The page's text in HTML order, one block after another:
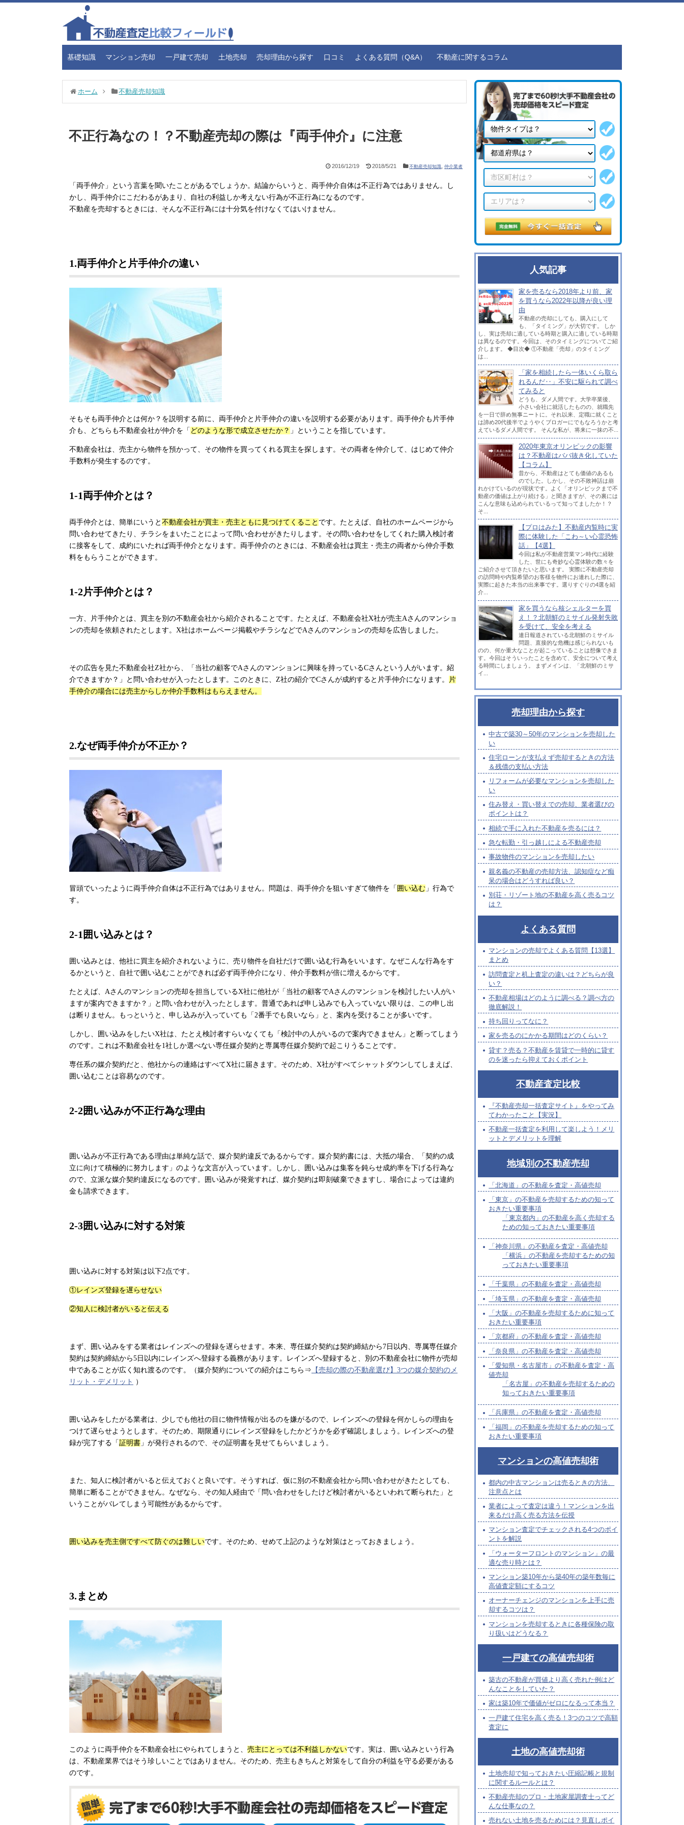
基礎知識 マンション売却 一戸建て売却 土地売却 売却理由から探す 口コミ よくある質問（Q&A） 不動産に関するコラム
ホーム 不動産売却知識
不正行為なの！？不動産売却の際は『両手仲介』に注意
2016/12/19 2018/5/21 不動産売却知識 ,仲介業者
「両手仲介」という言葉を聞いたことがあるでしょうか。結論からいうと、両手仲介自体は不正行為ではありません。し
かし、両手仲介にこだわるがあまり、自社の利益しか考えない行為が不正行為になるのです。
不動産を売却するときには、そんな不正行為には十分気を付けなくてはいけません。
1.両手仲介と片手仲介の違い
そもそも両手仲介とは何か？を説明する前に、両手仲介と片手仲介の違いを説明する必要があります。両手仲介も片手仲
介も、どちらも不動産会社が仲介を「 どのような形で成立させたか？ 」ということを指しています。
不動産会社は、売主から物件を預かって、その物件を買ってくれる買主を探します。その両者を仲介して、はじめて仲介
手数料が発生するのです。
1-1両手仲介とは？
両手仲介とは、簡単にいうと 不動産会社が買主・売主ともに見つけてくること です。たとえば、自社のホームページから
問い合わせてきたり、チラシをまいたことによって問い合わせがきたりします。その問い合わせをしてくれた購入検討者
に接客をして、成約にいたれば両手仲介となります。両手仲介のときには、不動産会社は買主・売主の両者から仲介手数
料をもらうことができます。
1-2片手仲介とは？
一方、片手仲介とは、買主を別の不動産会社から紹介されることです。たとえば、不動産会社X社が売主Aさんのマンショ
ンの売却を依頼されたとします。 X社はホームページ掲載やチラシなどでAさんのマンションの売却を広告しました。
その広告を見た不動産会社Z社から、「当社の顧客でAさんのマンションに興味を持っているCさんという人がいます。紹
介できますか？」と問い合わせが入ったとします。このときに、 Z社の紹介でCさんが成約すると片手仲介になります。
片
手仲介の場合には売主からしか仲介手数料はもらえません。
2.なぜ両手仲介が不正か？
冒頭でいったように両手仲介自体は不正行為ではありません。問題は、両手仲介を狙いすぎて物件を「 囲い込む 」行為で
す。
2-1 囲い込みとは？
囲い込みとは、他社に買主を紹介されないように、売り物件を自社だけで囲い込む行為をいいます。なぜこんな行為をす
るかというと、自社で囲い込むことができれば必ず両手仲介になり、仲介手数料が倍に増えるからです。
たとえば、 Aさんのマンションの売却を担当しているX社に他社が「当社の顧客でAさんのマンションを検討したい人がい
ますが案内できますか？」と問い合わせが入ったとします。普通であれば申し込みでも入っていない限りは、この申し出
は断りません。もっというと、申し込みが入っていても「 2番手でも良いなら」と、案内を受けることが多いです。
しかし、囲い込みをしたいX社は、たとえ検討者すらいなくても「検討中の人がいるので案内できません」と断ってしまう
のです。これは不動産会社を1社しか選べない専任媒介契約と専属専任媒介契約で起こりうることです。
専任系の媒介契約だと、他社からの連絡はすべてX社に届きます。そのため、 X社がすべてシャットダウンしてしまえば、
囲い込むことは容易なのです。
2-2囲い込みが不正行為な理由
囲い込みが不正行為である理由は単純な話で、媒介契約違反であるからです。媒介契約書には、大抵の場合、「契約の成
立に向けて積極的に努力します」のような文言が入っています。しかし、囲い込みは集客を鈍らせ成約率を下げる行為な
ので、立派な媒介契約違反になるのです。囲い込みが発覚すれば、媒介契約は即刻破棄できますし、場合によっては違約
金も請求できます。
2-3囲い込みに対する対策
囲い込みに対する対策は以下2点です。
①レインズ登録を遅らせない
②知人に検討者がいると伝える
まず、囲い込みをする業者はレインズへの登録を遅らせます。本来、専任媒介契約は契約締結から 7 日以内、専属専任媒介
契約は契約締結から5 日以内にレインズへ登録する義務があります。レインズへ登録すると、別の不動産会社に物件が売却
中であることが広く知れ渡るのです。（媒介契約についての紹介はこちら⇒ 【売却の際の不動産選び】3つの媒介契約のメ
リット・デメリット ）
囲い込みをしたがる業者は、少しでも他社の目に物件情報が出るのを嫌がるので、レインズへの登録を何かしらの理由を
つけて遅らせようとします。そのため、期限通りにレインズ登録をしたかどうかを必ず確認しましょう。レインズへの登
録が完了する「 証明書 」が発行されるので、その証明書を見せてもらいましょう。
また、知人に検討者がいると伝えておくと良いです。そうすれば、仮に別の不動産会社から問い合わせがきたとしても、
簡単に断ることができません。なぜなら、その知人経由で「問い合わせをしたけど検討者がいるといわれて断られた」と
いうことがバレてしまう可能性があるからです。
囲い込みを売主側ですべて防ぐのは難しいです。そのため、せめて上記のような対策はとっておきましょう。
3. まとめ
このように両手仲介を不動産会社にやられてしまうと、 売主にとっては不利益しかないです。実は、囲い込みという行為
は、不動産業界ではそう珍しいことではありません。そのため、売主もきちんと対策をして自分の利益を守る必要がある
のです。
人気記事
家を売るなら2018年より前、家
を買うなら2022年以降が良い理
由
不動産の売却にしても、購入にして
も、「タイミング」が大切です。 しか
し、実は売却に適している時期と購入に適している時期
は異なるのです。今回は、そのタイミングについてご紹
介します。 ◆目次◆ ①不動産「売却」のタイミング
は...
「家を相続したら一体いくら取ら
れるんだ‥」不安に駆られて調べ
てみると
どうも、ダメ人間です。大学卒業後、
小さい会社に就活したものの、就職先
を一日で辞め無事ニートに。それ以来、定職に就くこと
は諦め20代後半でようやくブロガーにでもなろうかと考
えているダメ人間です。 そんな私が、将来に一抹の不...
2020年東京オリンピックの影響
は？不動産はババ抜き化していた
【コラム】
昔から、不動産はとても価値のあるも
のでした。しかし、その不敗神話は崩
れかけているのが現状です。よく「オリンピックまで不
動産の価値は上がり続ける」と聞きますが、その裏には
こんな意味も込められているって知ってましたか！？
そ...
【プロはみた】不動産内覧時に実
際に体験した「こわ～い心霊恐怖
話」【4選】
今回は私が不動産営業マン時代に経験
した、世にも奇妙な心霊体験の数々を
ご紹介させて頂きたいと思います。 実際に不動産売却
の訪問時や内覧希望のお客様を物件にお連れした際に、
実際に起きた本当の出来事です。選りすぐりの4選を紹
介...
家を買うなら核シェルターを買
え！？北朝鮮のミサイル発射失敗
を受けて、安全を考える
連日報道されている北朝鮮のミサイル
問題、直接的な危機は感じられないも
のの、何か重大なことが起こっていることは想像できま
す。今回はそういったことを含めて、安全について考え
る時間にしましょう。 まずメインは、「北朝鮮のミサ
イ...
売却理由から探す
中古で築30～50年のマンションを売却した
い
住宅ローンが支払えず売却するときの方法
＆残債の支払い方法
リフォームが必要なマンションを売却した
い
住み替え・買い替えでの売却、業者選びの
ポイントは？
相続で手に入れた不動産を売るには？
急な転勤・引っ越しによる不動産売却
事故物件のマンションを売却したい
親名義の不動産の売却方法、認知症など痴
呆の場合はどうすれば良い？
別荘・リゾート地の不動産を高く売るコツ
は？
よくある質問
マンションの売却でよくある質問【13選】
まとめ
訪問査定と机上査定の違いは？どちらが良
い？
不動産相場はどのように調べる？調べ方の
徹底解説！
持ち回りってなに？
家を売るのにかかる期間はどのくらい？
貸す？売る？不動産を賃貸で一時的に貸す
のを迷ったら抑えておくポイント
不動産査定比較
『不動産売却一括査定サイト』をやってみ
てわかったこと【実況】
不動産一括査定を利用して楽しよう！メリ
ットとデメリットを理解
地域別の不動産売却
「北海道」の不動産を査定・高値売却
「東京」の不動産を売却するための知って
おきたい重要事項
「東京都内」の不動産を高く売却する
ための知っておきたい重要事項
「神奈川県」の不動産を査定・高値売却
「横浜」の不動産を売却するための知
っておきたい重要事項
「千葉県」の不動産を査定・高値売却
「埼玉県」の不動産を査定・高値売却
「大阪」の不動産を売却するために知って
おきたい重要事項
「京都府」の不動産を査定・高値売却
「奈良県」の不動産を査定・高値売却
「愛知県・名古屋市」の不動産を査定・高
値売却
「名古屋」の不動産を売却するための
知っておきたい重要事項
「兵庫県」の不動産を査定・高値売却
「福岡」の不動産を売却するための知って
おきたい重要事項
マンションの高値売却術
都内の中古マンションは売るときの方法、
注意点とは
業者によって査定は違う！マンションを出
来るだけ高く売る方法を伝授
マンション査定でチェックされる4つのポイ
ントを解説
「ウォーターフロントのマンション」の最
適な売り時とは？
マンション築10年から築40年の築年数毎に
高値査定額にするコツ
オーナーチェンジのマンションを上手に売
却するコツは？
マンションを売却するときに各種保険の取
り扱いはどうなる？
一戸建ての高値売却術
築古の不動産が買値より高く売れた例はど
んなことをしていた？
家は築10年で価値がゼロになるって本当？
一戸建て住宅を高く売る！3つのコツで高額
査定に
土地の高値売却術
土地売却で知っておきたい圧縮記帳と規制
に関するルールとは？
不動産売却のプロ・土地家屋調査士ってど
んな仕事なの？
売れない土地を売るためには？見直しポイ